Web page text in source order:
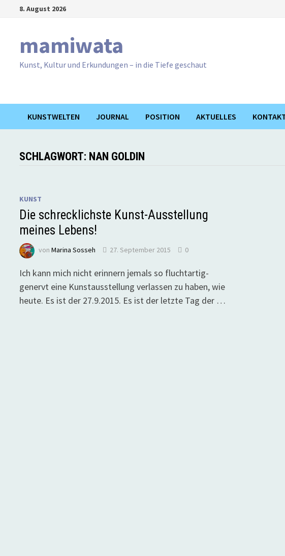
8. August 2026
mamiwata
Kunst, Kultur und Erkundungen – in die Tiefe geschaut
KUNSTWELTEN JOURNAL POSITION AKTUELLES
SCHLAGWORT: NAN GOLDIN
KUNST
Die schrecklichste Kunst-Ausstellung
meines Lebens!
vonMarina Sosseh 27. September 2015 0
Ich kann mich nicht erinnern jemals so fluchtartig-
genervt eine Kunstausstellung verlassen zu haben, wie
heute. Es ist der 27.9.2015. Es ist der letzte Tag der …